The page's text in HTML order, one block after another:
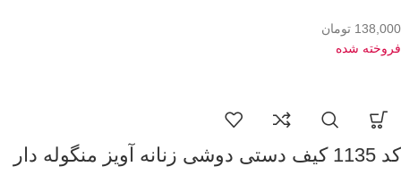
138,000 تومان
فروخته شده
کد 1135 کیف دستی دوشی زنانه آویز منگوله دار